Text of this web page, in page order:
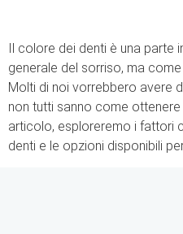
Il colore dei denti è una parte
generale del sorriso, ma
Molti di noi vorrebbero avere
non tutti sanno come
articolo, esploreremo i fattori
denti e le opzioni disponibili